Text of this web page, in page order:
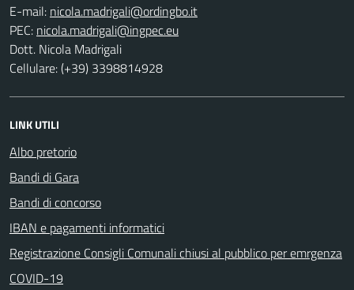
E-mail:
PEC:
Dott. Nicola Madrigali
Cellulare: (+39) 3398814928
LINK UTILI
Albo pretorio
Bandi di Gara
Bandi di concorso
IBAN e pagamenti informatici
Registrazione Consigli Comunali chiusi al pubblico per emrgenza
COVID-19